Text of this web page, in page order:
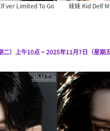
ver Limited To Go 娃娃 Kid Delf
）上午10点 ~ 2025年11月7日（星期